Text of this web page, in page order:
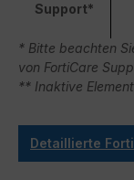
Support*
* Bitte beachten
von FortiCare
** Inaktive
Detaillierte